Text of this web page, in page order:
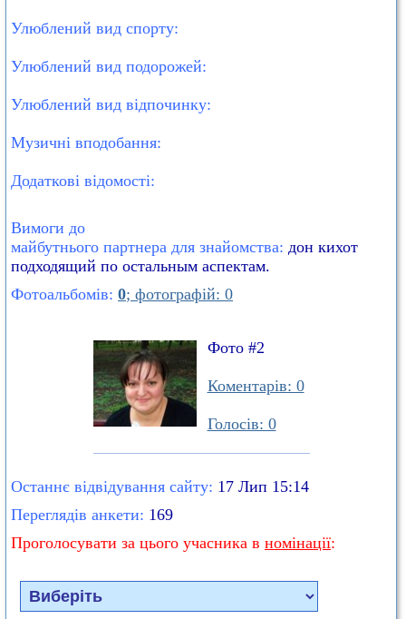
Улюблений вид спорту:
Улюблений вид подорожей:
Улюблений вид відпочинку:
Музичні вподобання:
Додаткові відомості:
Вимоги до
майбутнього партнера для знайомства: дон кихот
подходящий по остальным аспектам.
Фотоальбомів: 0; фотографій: 0
Фото #2
Коментарів: 0
Голосів: 0
Останнє відвідування сайту: 17 Лип 15:14
Переглядів анкети: 169
Проголосувати за цього учасника в номінації: